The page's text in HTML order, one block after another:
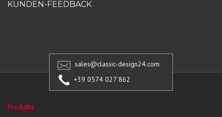
KUNDEN-FEEDBACK
sales@classic-design24.com
+39 0574 027 862
Produkte